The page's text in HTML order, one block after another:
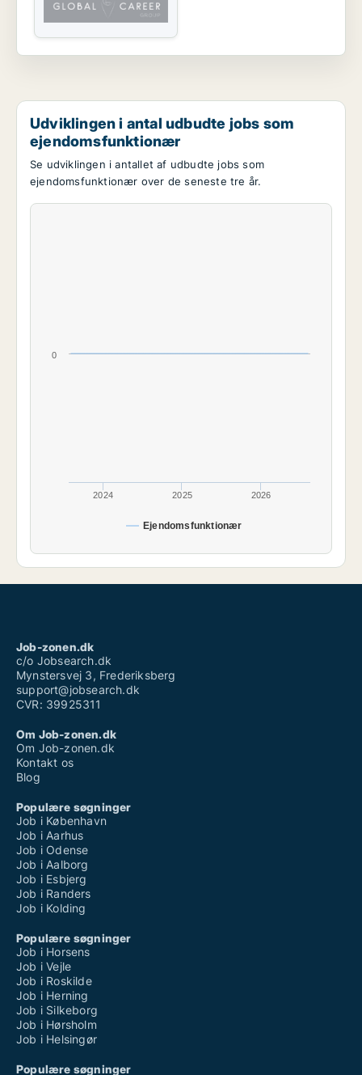
Udviklingen i antal udbudte jobs som
ejendomsfunktionær
Se udviklingen i antallet af udbudte jobs som
ejendomsfunktionær over de seneste tre år.
Ejendomsfunktionær
2024 2025 2026
0
Job-zonen.dk
c/o Jobsearch.dk
Mynstersvej 3, Frederiksberg
support@jobsearch.dk
CVR: 39925311
Om Job-zonen.dk
Om Job-zonen.dk
Kontakt os
Blog
Populære søgninger
Job i København
Job i Aarhus
Job i Odense
Job i Aalborg
Job i Esbjerg
Job i Randers
Job i Kolding
Populære søgninger
Job i Horsens
Job i Vejle
Job i Roskilde
Job i Herning
Job i Silkeborg
Job i Hørsholm
Job i Helsingør
Populære søgninger